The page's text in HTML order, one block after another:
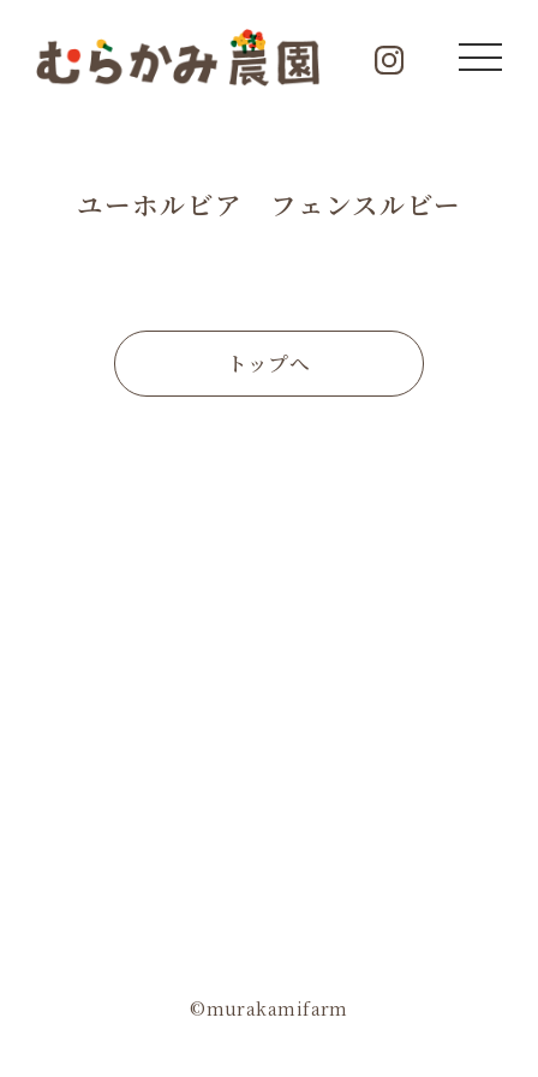
ユーホルビア フェンスルビー
トップへ
©murakamifarm